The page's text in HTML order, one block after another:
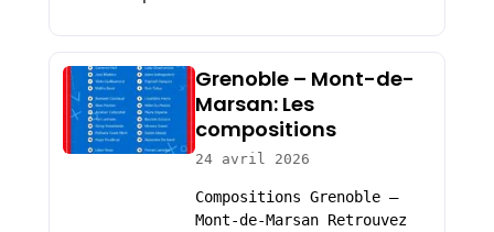
Grenoble – Mont-de-
Marsan: Les
compositions
24 avril 2026
Compositions Grenoble –
Mont-de-Marsan Retrouvez